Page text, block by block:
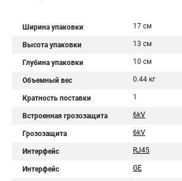
Ширина упаковки 17 см
Высота упаковки 13 см
Глубина упаковки 10 см
Объемный вес 0.44 кг
Кратность поставки 1
Встроенная грозозащита 6kV
Грозозащита 6kV
Интерфейс RJ45
Интерфейс GE